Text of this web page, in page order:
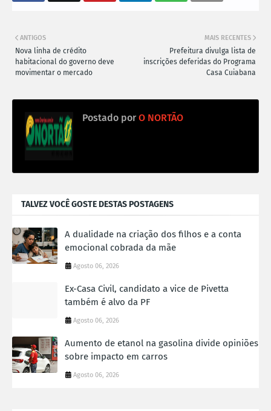
MAIS RECENTES
Prefeitura divulga lista de
inscrições deferidas do Programa
Casa Cuiabana
ANTIGOS
Nova linha de crédito
habitacional do governo deve
movimentar o mercado
Postado por O NORTÃO
TALVEZ VOCÊ GOSTE DESTAS POSTAGENS
A dualidade na criação dos filhos e a conta
emocional cobrada da mãe
Agosto 06, 2026
Ex-Casa Civil, candidato a vice de Pivetta
também é alvo da PF
Agosto 06, 2026
Aumento de etanol na gasolina divide opiniões
sobre impacto em carros
Agosto 06, 2026